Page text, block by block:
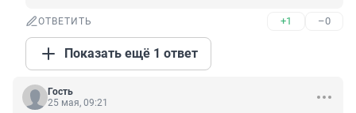
ОТВЕТИТЬ +1 –0
Показать ещё 1 ответ
Гость
25 мая, 09:21